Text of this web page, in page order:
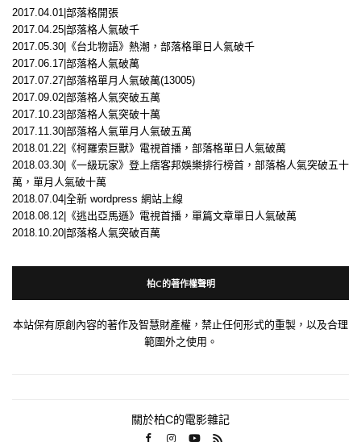
2017.04.01|部落格開張
2017.04.25|部落格人氣破千
2017.05.30|《台北物語》熱潮，部落格單日人氣破千
2017.06.17|部落格人氣破萬
2017.07.27|部落格單月人氣破萬(13005)
2017.09.02|部落格人氣突破五萬
2017.10.23|部落格人氣突破十萬
2017.11.30|部落格人氣單月人氣破五萬
2018.01.22|《柯羅索巨獸》電視首播，部落格單日人氣破萬
2018.03.30|《一級玩家》登上痞客邦娛樂排行榜首，部落格人氣突破五十
萬，單月人氣破十萬
2018.07.04|全新 wordpress 網站上線
2018.08.12|《逃出亞馬遜》電視首播，單篇文章單日人氣破萬
2018.10.20|部落格人氣突破百萬
柏C的著作權聲明
本站保有原創內容的著作及智慧財產權，禁止任何形式的重製，以及合理
範圍外之使用。
關於柏C的電影雜記